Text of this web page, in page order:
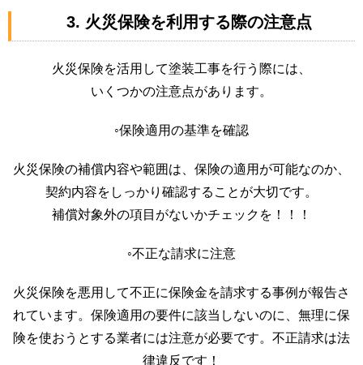
3. 火災保険を利用する際の注意点
火災保険を活用して塗装工事を行う際には、
いくつかの注意点があります。
◦保険適用の基準を確認
火災保険の補償内容や範囲は、保険の適用が可能なのか、
契約内容をしっかり確認することが大切です。
補償対象外の項目がないかチェックを！！！
◦不正な請求に注意
火災保険を悪用して不正に保険金を請求する事例が報告さ
れています。保険適用の要件に該当しないのに、無理に保
険を使おうとする業者には注意が必要です。不正請求は法
律違反です！